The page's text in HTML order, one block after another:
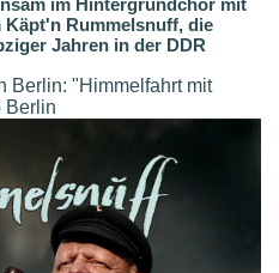
im Hintergrundchor mit
Rummelsnuff, die
Jahren in der DDR
Berlin: "Himmelfahrt mit
Berlin